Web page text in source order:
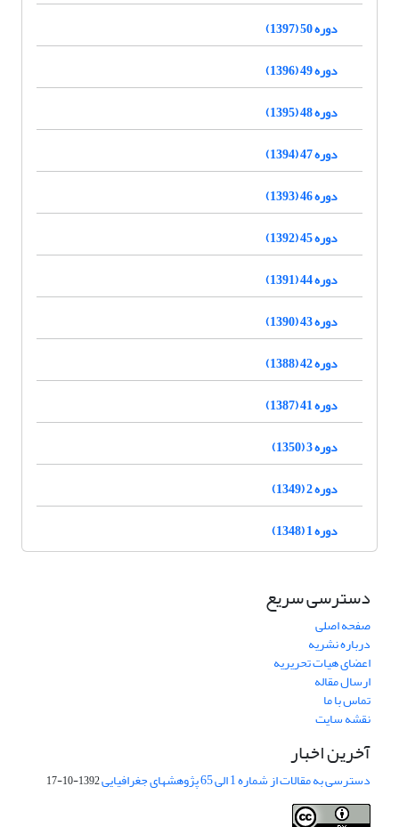
دوره 50 (1397)
دوره 49 (1396)
دوره 48 (1395)
دوره 47 (1394)
دوره 46 (1393)
دوره 45 (1392)
دوره 44 (1391)
دوره 43 (1390)
دوره 42 (1388)
دوره 41 (1387)
دوره 3 (1350)
دوره 2 (1349)
دوره 1 (1348)
دسترسی سریع
صفحه اصلی
درباره نشریه
اعضای هیات تحریریه
ارسال مقاله
تماس با ما
نقشه سایت
آخرین اخبار
دسترسی به مقالات از شماره 1 الی 65 پژوهشهای جغرافیایی 1392-10-17